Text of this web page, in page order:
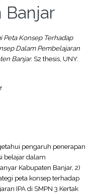
Banjar
Peta Konsep Terhadap
Dalam Pembelajaran
Banjar. S2 thesis, UNY.
pengaruh penerapan
belajar dalam
Kabupaten Banjar, 2)
peta konsep terhadap
IPA di SMPN 3 Kertak